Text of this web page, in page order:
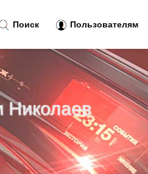
Николаев
Поиск Пользователям